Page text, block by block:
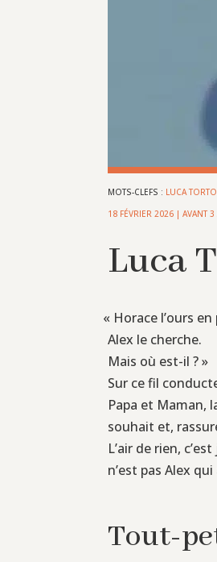
MOTS-CLEFS : LUCA
18 FÉVRIER 2026 |AVANT
Luca
« Horace l’ours
Alex le cherche.
Mais où est-il ? »
Sur ce fil
Papa et Maman,
souhait et,
L’air de rien,
n’est pas Alex
Tout-